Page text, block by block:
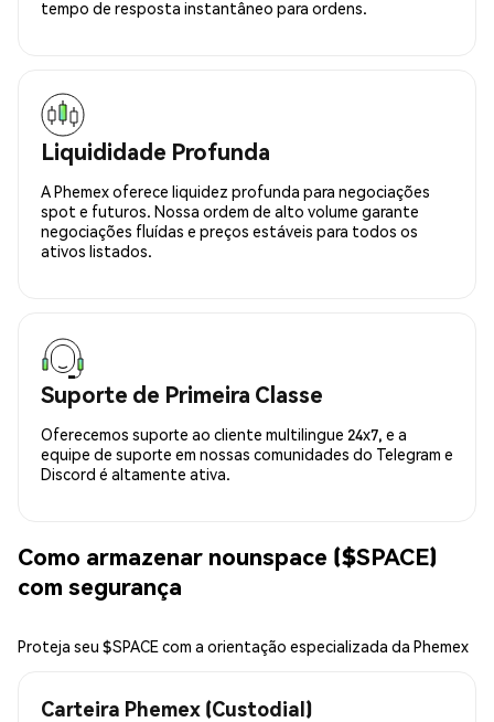
tempo de resposta instantâneo para ordens.
Liquididade Profunda
A Phemex oferece liquidez profunda para negociações
spot e futuros. Nossa ordem de alto volume garante
negociações fluídas e preços estáveis para todos os
ativos listados.
Suporte de Primeira Classe
Oferecemos suporte ao cliente multilingue 24x7, e a
equipe de suporte em nossas comunidades do Telegram e
Discord é altamente ativa.
Como armazenar nounspace ($SPACE)
com segurança
Proteja seu $SPACE com a orientação especializada da Phemex
Carteira Phemex (Custodial)